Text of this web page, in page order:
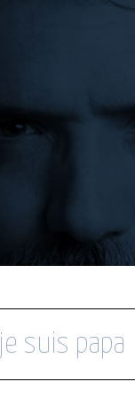
je suis papa